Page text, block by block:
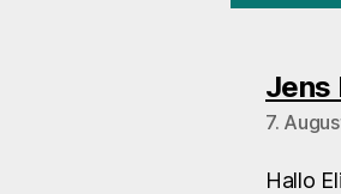
Jens
7.
Hallo